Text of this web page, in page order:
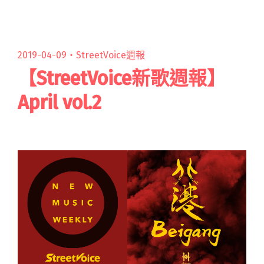
2019-04-09・ StreetVoice週報
【StreetVoice新歌週報】
April vol.2